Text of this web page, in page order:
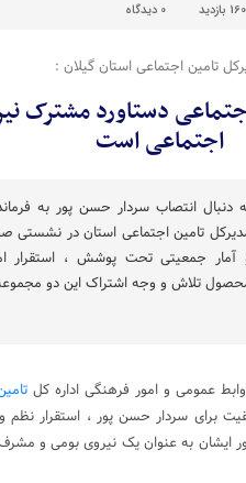
160 بازدید 0 دیدگاه
تامین اجتماعی استان گیلان :
دستاورد مشترک
اجتماعی است
دنبال انتصاب سردار حسن پور به
تامین اجتماعی استان در نشستی
آمار جمعیتی تحت پوشش ، استقرار
تلاش و وجه اشتراک این دو
عمومی و امور فرهنگی اداره کل
برای سردار حسن پور ، استقرار
ایشان به عنوان یک نیروی بومی و